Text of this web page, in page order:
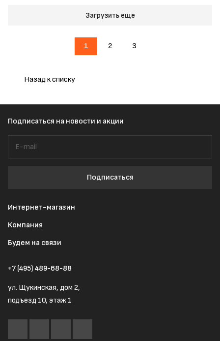
Загрузить еще
1 2 3
Назад к списку
Подписаться на новости и акции
Подписаться
Интернет-магазин
Компания
Будем на связи
+7 (495) 489-68-88
ул. Щукинская, дом 2,
подъезд 10, этаж 1